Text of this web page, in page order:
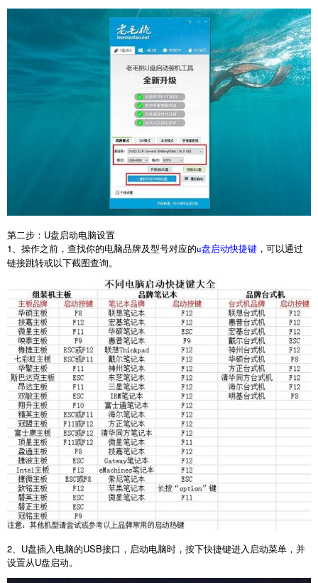
第二步： U盘启动电脑设置
1、操作之前，查找你的电脑品牌及型号对应的u盘启动快捷键 ，可以通过
链接跳转或以下截图查询。
2、 U盘插入电脑的USB接口，启动电脑时，按下快捷键进入启动菜单，并
设置从U盘启动。